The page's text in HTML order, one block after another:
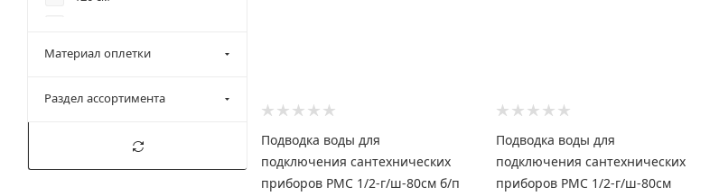
Подводка воды для
подключения сантехнических
приборов РМС 1/2-г/ш-80см б/п
Подводка воды для
подключения сантехнических
приборов РМС 1/2-г/ш-80см
Материал оплетки
Раздел ассортимента